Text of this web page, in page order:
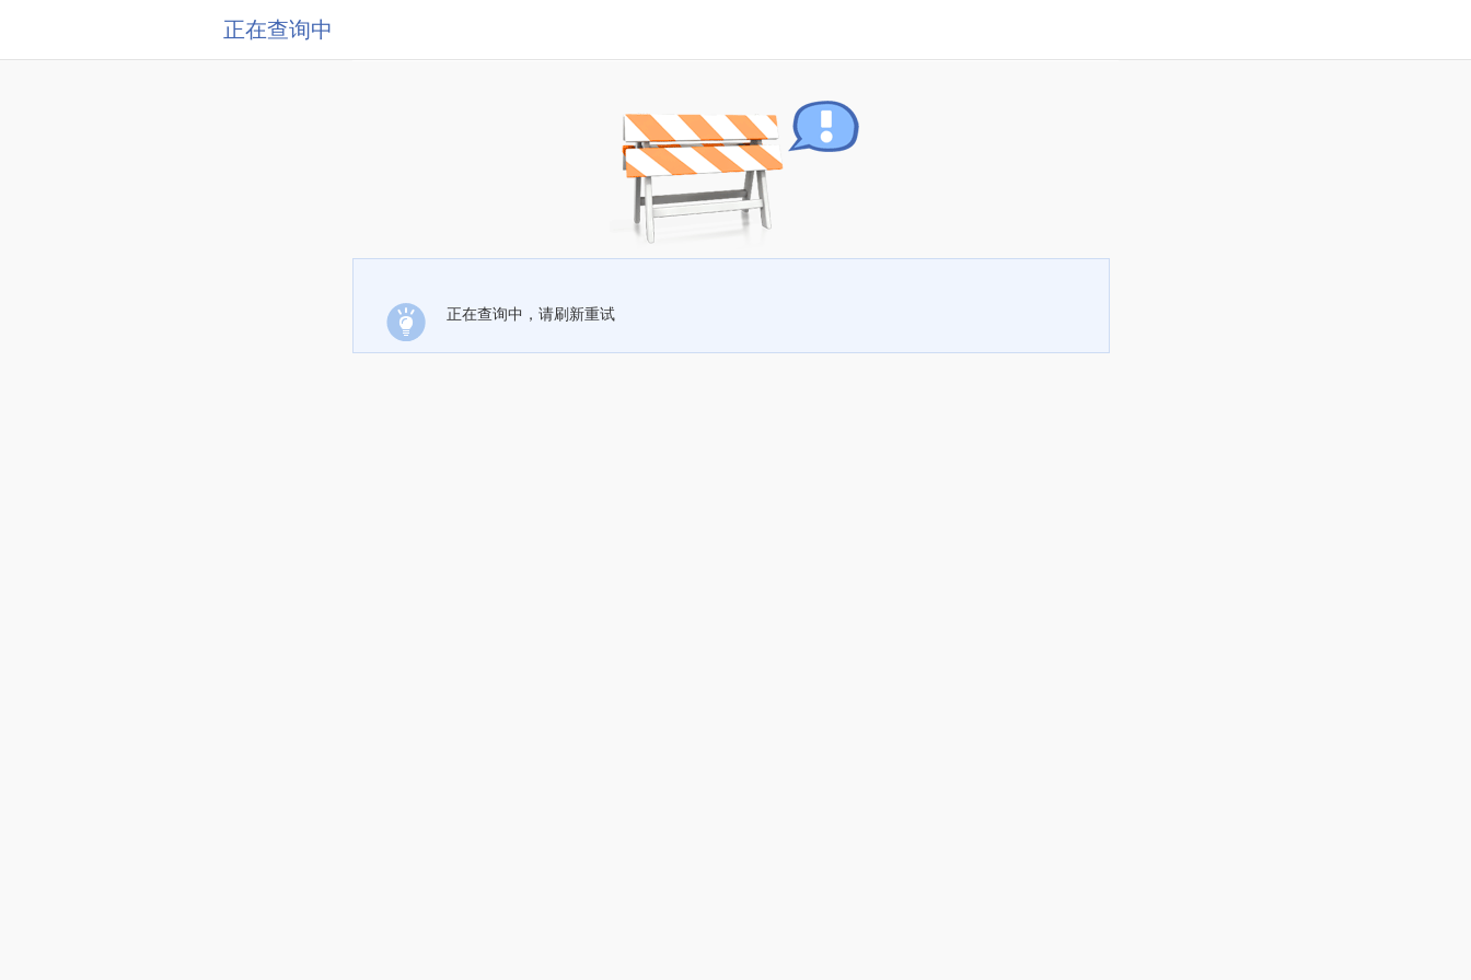
正在查询中
正在查询中，请刷新重试